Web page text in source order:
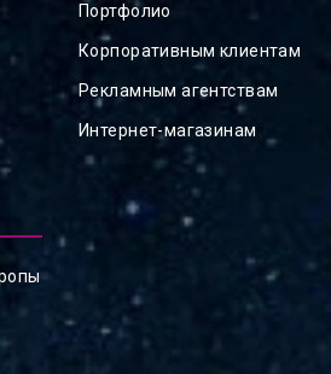
Портфолио
Корпоративным клиентам
Рекламным агентствам
Интернет-магазинам